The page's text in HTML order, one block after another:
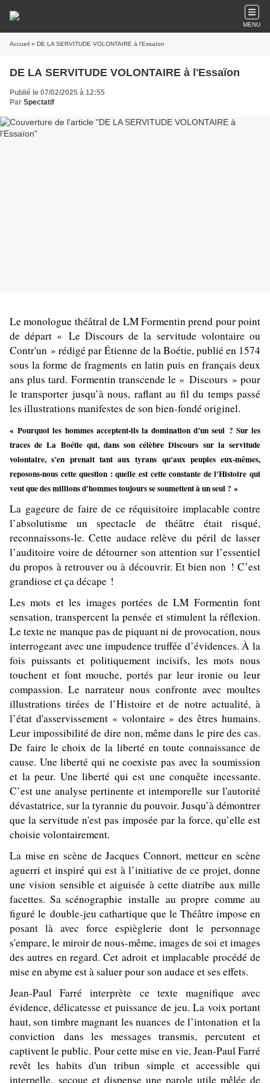
MENU
Accueil » DE LA SERVITUDE VOLONTAIRE à l'Essaïon
DE LA SERVITUDE VOLONTAIRE à l'Essaïon
Publié le 07/02/2025 à 12:55
Par Spectatif
Le monologue théâtral de LM Formentin prend pour point
de départ « Le Discours de la servitude volontaire ou
Contr'un » rédigé par Étienne de la Boétie, publié en 1574
sous la forme de fragments en latin puis en français deux
ans plus tard. Formentin transcende le « Discours » pour
le transporter jusqu’à nous, raflant au fil du temps passé
les illustrations manifestes de son bien-fondé originel.
« Pourquoi les hommes acceptent-ils la domination d’un seul ? Sur les
traces de La Boétie qui, dans son célèbre Discours sur la servitude
volontaire, s’en prenait tant aux tyrans qu'aux peuples eux-mêmes,
reposons-nous cette question : quelle est cette constante de l'Histoire qui
veut que des millions d'hommes toujours se soumettent à un seul ? »
La gageure de faire de ce réquisitoire implacable contre
l’absolutisme un spectacle de théâtre était risqué,
reconnaissons-le. Cette audace relève du péril de lasser
l’auditoire voire de détourner son attention sur l’essentiel
du propos à retrouver ou à découvrir. Et bien non ! C’est
grandiose et ça décape !
Les mots et les images portées de LM Formentin font
sensation, transpercent la pensée et stimulent la réflexion.
Le texte ne manque pas de piquant ni de provocation, nous
interrogeant avec une impudence truffée d’évidences. À la
fois puissants et politiquement incisifs, les mots nous
touchent et font mouche, portés par leur ironie ou leur
compassion. Le narrateur nous confronte avec moultes
illustrations tirées de l’Histoire et de notre actualité, à
l’état d'asservissement « volontaire » des êtres humains.
Leur impossibilité de dire non, même dans le pire des cas.
De faire le choix de la liberté en toute connaissance de
cause. Une liberté qui ne coexiste pas avec la soumission
et la peur. Une liberté qui est une conquête incessante.
C’est une analyse pertinente et intemporelle sur l'autorité
dévastatrice, sur la tyrannie du pouvoir. Jusqu’à démontrer
que la servitude n'est pas imposée par la force, qu’elle est
choisie volontairement.
La mise en scène de Jacques Connort, metteur en scène
aguerri et inspiré qui est à l’initiative de ce projet, donne
une vision sensible et aiguisée à cette diatribe aux mille
facettes. Sa scénographie installe au propre comme au
figuré le double-jeu cathartique que le Théâtre impose en
posant là avec force espièglerie dont le personnage
s'empare, le miroir de nous-même, images de soi et images
des autres en regard. Cet adroit et implacable procédé de
mise en abyme est à saluer pour son audace et ses effets.
Jean-Paul Farré interprète ce texte magnifique avec
évidence, délicatesse et puissance de jeu. La voix portant
haut, son timbre magnant les nuances de l’intonation et la
conviction dans les messages transmis, percutent et
captivent le public. Pour cette mise en vie, Jean-Paul Farré
revêt les habits d'un tribun simple et accessible qui
interpelle, secoue et dispense une parole utile mêlée de